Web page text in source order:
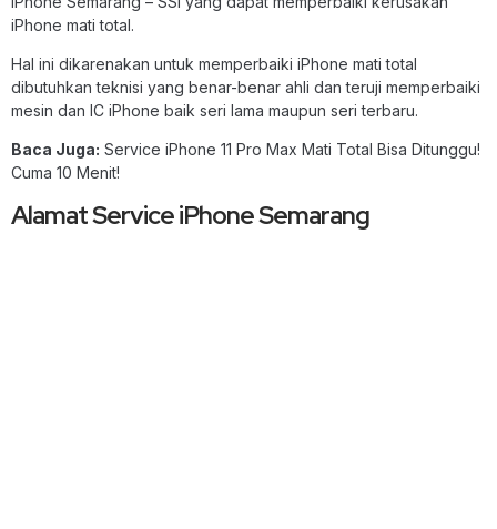
iPhone mati total.
Hal ini dikarenakan untuk memperbaiki iPhone mati total
dibutuhkan teknisi yang benar-benar ahli dan teruji memperbaiki
mesin dan IC iPhone baik seri lama maupun seri terbaru.
Baca Juga: Service iPhone 11 Pro Max Mati Total Bisa Ditunggu!
Cuma 10 Menit!
Alamat Service iPhone Semarang